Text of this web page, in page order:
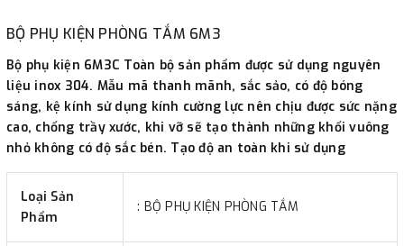
-Showroom Thanh HươngĐịa chỉ : 23 phố Cát Linh,
phường Cát Linh, quận Đống Đa, Hà Nội.
3. Chuyển khoản qua ngân hàng
- Nếu địa điểm giao hàng khác với địa điểm thanh toán
Chúng tôi sẽ thu tiền trước 100% giá trị hàng + phí vận
BỘ PHỤ KIỆN PHÒNG TẮM 6M3
Bộ phụ kiện 6M3C Toàn bộ sản phẩm được sử dụng nguyên
liệu inox 304. Mẫu mã thanh mãnh, sắc sảo, có độ bóng
sáng, kệ kính sử dụng kính cường lực nên chịu được sức nặng
cao, chống trầy xước, khi vỡ sẽ tạo thành những khối vuông
nhỏ không có độ sắc bén. Tạo độ an toàn khi sử dụng
Loại Sản
Phẩm
: BỘ PHỤ KIỆN PHÒNG TẮM